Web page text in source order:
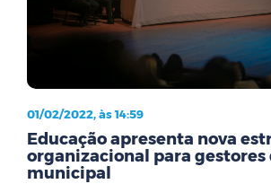
01/02/2022, às 14:59
Educação apresenta nova
organizacional para gestores
municipal